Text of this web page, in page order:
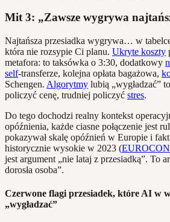
Mit 3: „Zawsze wygrywa
Najtańsza przesiadka wygrywa… w
która nie rozsypie Ci planu. Ukryte koszty
metafora: to taksówka o 3:30, dodatkowy
self-transferze, kolejna opłata bagażowa,
Schengen. Algorytmy lubią „wygładzać”
policzyć cenę, trudniej policzyć stres.
Do tego dochodzi realny kontekst
opóźnienia, każde ciasne połączenie jest
pokazywał skalę opóźnień w Europie i
historycznie wysokie w 2023 (
jest argument „nie lataj z przesiadką”. To
dorosła osoba”.
Czerwone flagi przesiadek, które AI w
„wygładzać”